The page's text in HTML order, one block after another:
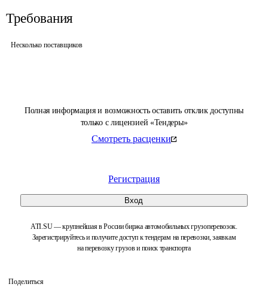
Полная информация и возможность оставить отклик доступны
только с лицензией «Тендеры»
Смотреть расценки
Регистрация
Вход
ATI.SU — крупнейшая в России биржа автомобильных грузоперевозок.
Зарегистрируйтесь и получите доступ к тендерам на перевозки, заявкам
на перевозку грузов и поиск транспорта
Поделиться
Требования
Несколько поставщиков